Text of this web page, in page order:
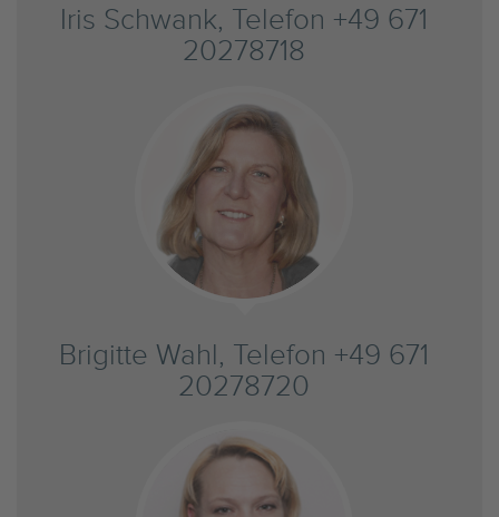
Iris Schwank, Telefon +49 671
20278718
Brigitte Wahl, Telefon +49 671
20278720